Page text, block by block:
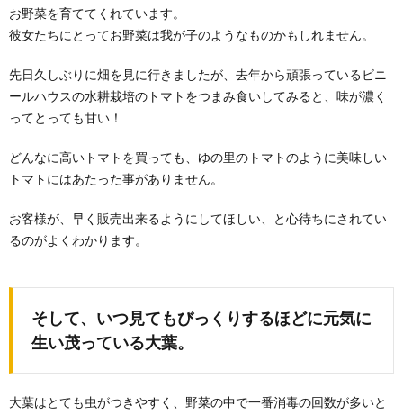
お野菜を育ててくれています。
彼女たちにとってお野菜は我が子のようなものかもしれません。
先日久しぶりに畑を見に行きましたが、去年から頑張っているビニ
ールハウスの水耕栽培のトマトをつまみ食いしてみると、味が濃く
ってとっても甘い！
どんなに高いトマトを買っても、ゆの里のトマトのように美味しい
トマトにはあたった事がありません。
お客様が、早く販売出来るようにしてほしい、と心待ちにされてい
るのがよくわかります。
そして、いつ見てもびっくりするほどに元気に
生い茂っている大葉。
大葉はとても虫がつきやすく、野菜の中で一番消毒の回数が多いと